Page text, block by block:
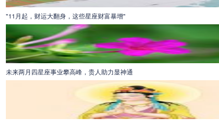
"11月起，财运大翻身，这些星座财富暴增"
未来两月四星座事业攀高峰，贵人助力显神通